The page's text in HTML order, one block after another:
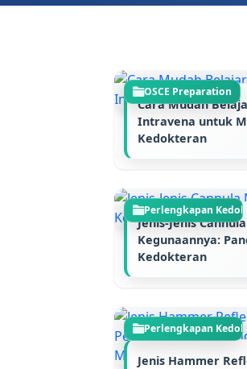
OSCE Preparation
Cara Mudah
Intravena untuk
Kedokteran
Perlengkapan
Jenis-Jenis
Kegunaannya:
Kedokteran
Perlengkapan
Jenis Hammer